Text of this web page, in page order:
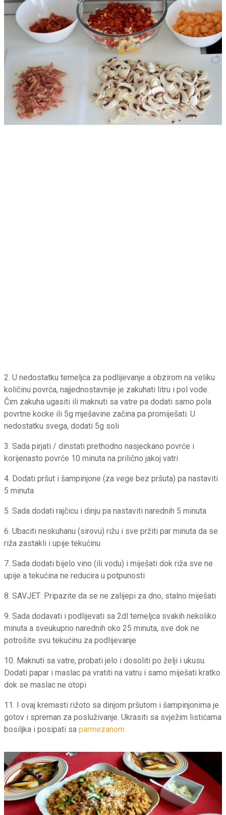
2. U nedostatku temeljca za podlijevanje a obzirom na veliku
količinu povrća, najjednostavnije je zakuhati litru i pol vode.
Čim zakuha ugasiti ili maknuti sa vatre pa dodati samo pola
povrtne kocke ili 5g mješavine začina pa promiješati. U
nedostatku svega, dodati 5g soli
3. Sada pirjati / dinstati prethodno nasjeckano povrće i
korijenasto povrće 10 minuta na prilično jakoj vatri
4. Dodati pršut i šampinjone (za vege bez pršuta) pa nastaviti
5 minuta
5. Sada dodati rajčicu i dinju pa nastaviti narednih 5 minuta
6. Ubaciti neskuhanu (sirovu) rižu i sve pržiti par minuta da se
riža zastakli i upije tekućinu
7. Sada dodati bijelo vino (ili vodu) i miješati dok riža sve ne
upije a tekućina ne reducira u potpunosti
8. SAVJET: Pripazite da se ne zalijepi za dno, stalno miješati
9. Sada dodavati i podlijevati sa 2dl temeljca svakih nekoliko
minuta a sveukupno narednih oko 25 minuta, sve dok ne
potrošite svu tekućinu za podlijevanje
10. Maknuti sa vatre, probati jelo i dosoliti po želji i ukusu.
Dodati papar i maslac pa vratiti na vatru i samo miješati kratko
dok se maslac ne otopi
11. I ovaj kremasti rižoto sa dinjom pršutom i šampinjonima je
gotov i spreman za posluživanje. Ukrasiti sa svježim listićama
bosiljka i posipati sa parmezanom